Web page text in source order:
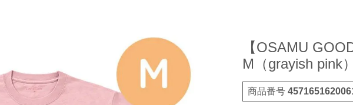
【OSAMU
M（grayish pink
商品番号